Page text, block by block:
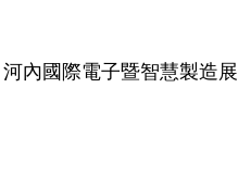
內國際電子暨智慧製造展